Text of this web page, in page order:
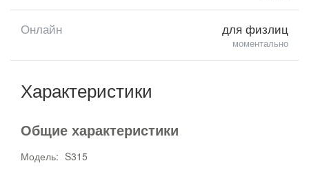
Онлайн для физлиц
моментально
Характеристики
Общие характеристики
Модель: S315